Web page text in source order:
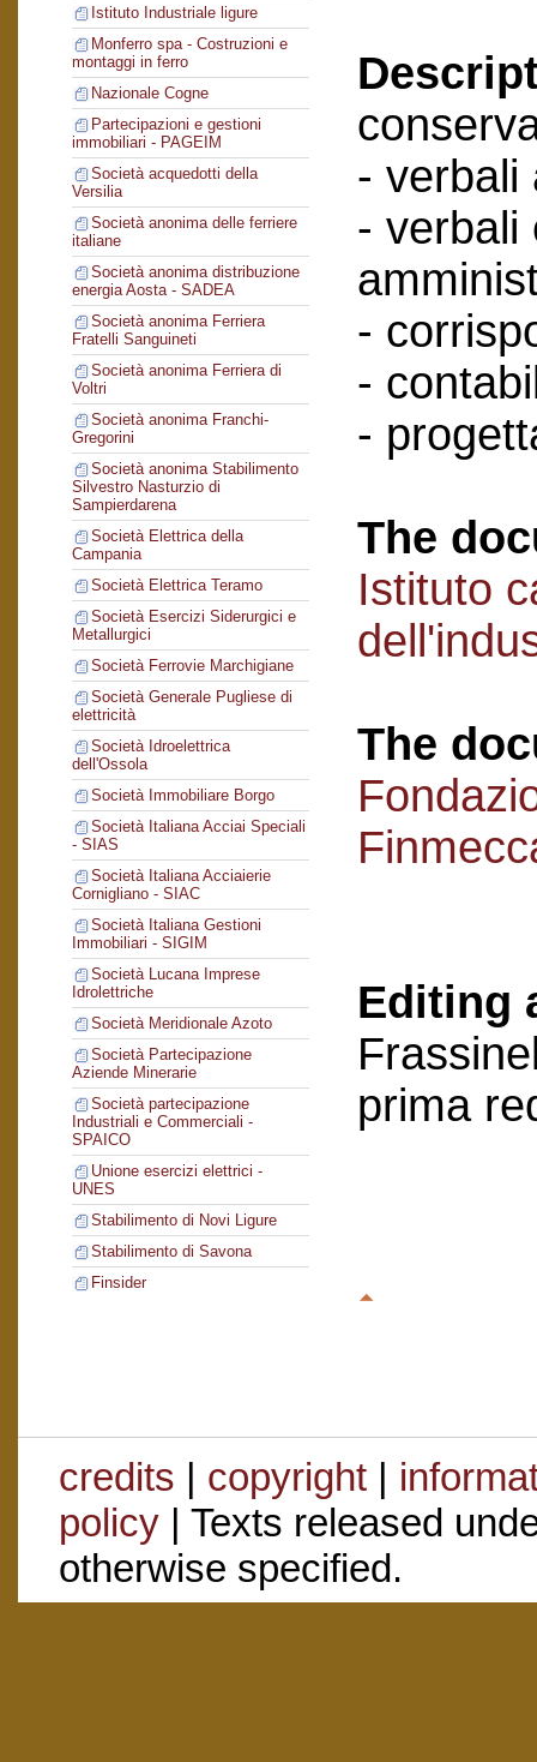
Istituto Industriale ligure
Monferro spa - Costruzioni e
montaggi in ferro
Nazionale Cogne
Partecipazioni e gestioni
immobiliari - PAGEIM
Società acquedotti della
Versilia
Società anonima delle ferriere
italiane
Società anonima distribuzione
energia Aosta - SADEA
Società anonima Ferriera
Fratelli Sanguineti
Società anonima Ferriera di
Voltri
Società anonima Franchi-
Gregorini
Società anonima Stabilimento
Silvestro Nasturzio di
Sampierdarena
Società Elettrica della
Campania
Società Elettrica Teramo
Società Esercizi Siderurgici e
Metallurgici
Società Ferrovie Marchigiane
Società Generale Pugliese di
elettricità
Società Idroelettrica
dell'Ossola
Società Immobiliare Borgo
Società Italiana Acciai Speciali
- SIAS
Società Italiana Acciaierie
Cornigliano - SIAC
Società Italiana Gestioni
Immobiliari - SIGIM
Società Lucana Imprese
Idrolettriche
Società Meridionale Azoto
Società Partecipazione
Aziende Minerarie
Società partecipazione
Industriali e Commerciali -
SPAICO
Unione esercizi elettrici -
UNES
Stabilimento di Novi Ligure
Stabilimento di Savona
Finsider
- verbali
- verbali
-
-
-
The
Istituto
The
Editing
prima
credits | copyright|
policy| Texts released
otherwise specified.